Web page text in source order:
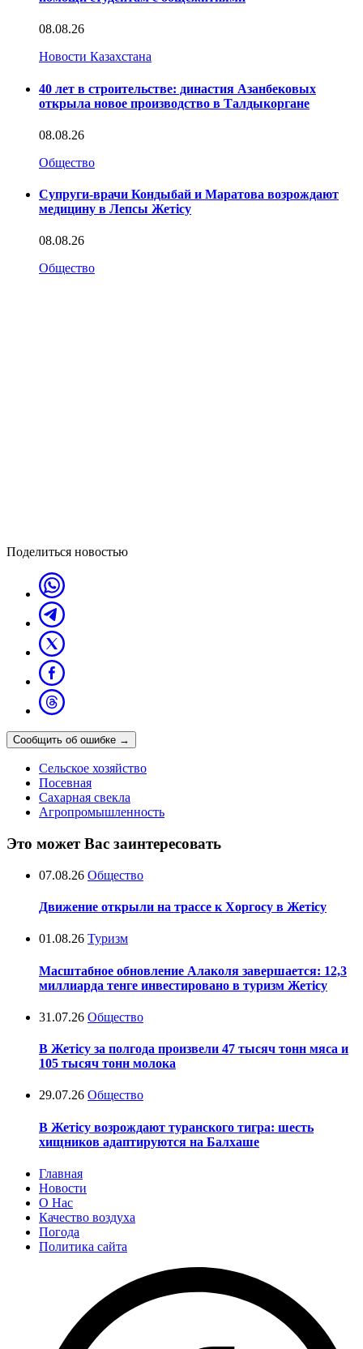
08.08.26
Новости Казахстана
40 лет в строительстве: династия Азанбековых
открыла новое производство в Талдыкоргане
08.08.26
Общество
Супруги-врачи Кондыбай и Маратова возрождают
медицину в Лепсы Жетісу
08.08.26
Общество
Поделиться новостью
Сообщить об ошибке →
Сельское хозяйство
Посевная
Сахарная свекла
Агропромышленность
Это может Вас заинтересовать
07.08.26 Общество
Движение открыли на трассе к Хоргосу в Жетісу
01.08.26 Туризм
Масштабное обновление Алаколя завершается: 12,3
миллиарда тенге инвестировано в туризм Жетісу
31.07.26 Общество
В Жетісу за полгода произвели 47 тысяч тонн мяса и
105 тысяч тонн молока
29.07.26 Общество
В Жетісу возрождают туранского тигра: шесть
хищников адаптируются на Балхаше
Главная
Новости
О Нас
Качество воздуха
Погода
Политика сайта